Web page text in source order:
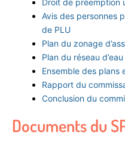
Droit de préemption
Avis des personnes
de PLU
Plan du zonage
Plan du réseau
Ensemble des plans
Rapport du
Conclusion du
Documents du